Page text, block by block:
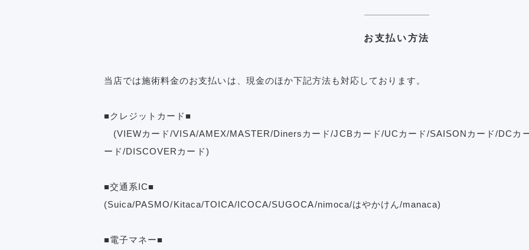
お支払い方法
当店では施術料金のお支払いは、現金のほか下記方法も対応しております。
■クレジットカード■
(VIEWカード/VISA/AMEX/MASTER/Dinersカード/JCBカード/UCカード/SAISONカード/DCカ
ード/DISCOVERカード)
■交通系IC■
(Suica/PASMO/Kitaca/TOICA/ICOCA/SUGOCA/nimoca/はやかけん/manaca)
■電子マネー■